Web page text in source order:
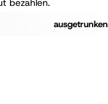
bezahlen.
ausgetrunken